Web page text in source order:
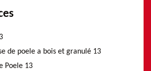
de poele a bois et granulé 13
Poele 13